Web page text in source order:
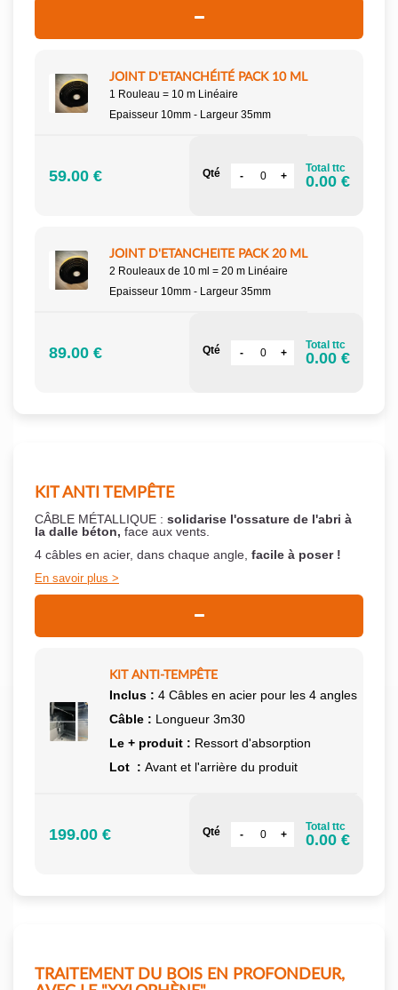
JOINT D'ETANCHÉITÉ PACK 10 ML
1 Rouleau = 10 m Linéaire
Epaisseur 10mm - Largeur 35mm
59.00 € Qté Total ttc
0.00 €
JOINT D'ETANCHEITE PACK 20 ML
2 Rouleaux de 10 ml = 20 m Linéaire
Epaisseur 10mm - Largeur 35mm
89.00 € Qté Total ttc
0.00 €
KIT ANTI TEMPÊTE
CÂBLE MÉTALLIQUE : solidarise l'ossature de l'abri à
la dalle béton, face aux vents.
4 câbles en acier, dans chaque angle, facile à poser !
En savoir plus
KIT ANTI-TEMPÊTE
Inclus : 4 Câbles en acier pour les 4 angles
Câble : Longueur 3m30
Le + produit : Ressort d'absorption
Lot : Avant et l'arrière du produit
199.00 € Qté Total ttc
0.00 €
TRAITEMENT DU BOIS EN PROFONDEUR,